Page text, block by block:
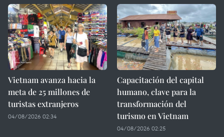
Vietnam avanza hacia la
meta de 25 millones de
turistas extranjeros
04/08/2026 02:34
Capacitación del capital
humano, clave para la
transformación del
turismo en Vietnam
04/08/2026 02:25